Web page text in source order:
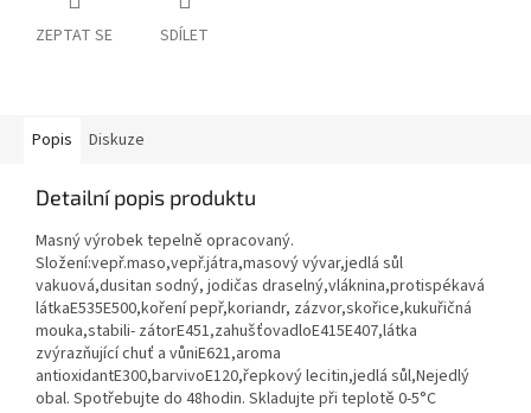
ZEPTAT SE SDÍLET
Popis Diskuze
Detailní popis produktu
Masný výrobek tepelně opracovaný.
Složení:vepř.maso,vepř.játra,masový vývar,jedlá sůl
vakuová,dusitan sodný, jodičas draselný,vláknina,protispékavá
látkaE535E500,koření pepř,koriandr, zázvor,skořice,kukuřičná
mouka,stabili- zátorE451,zahušťovadloE415E407,látka
zvýrazňující chuť a vůniE621,aroma
antioxidantE300,barvivoE120,řepkový lecitin,jedlá sůl,Nejedlý
obal. Spotřebujte do 48hodin. Skladujte při teplotě 0-5°C